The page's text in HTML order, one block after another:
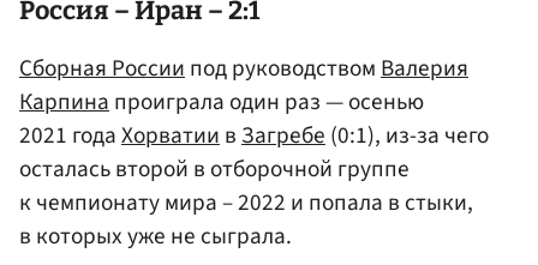
Россия – Иран – 2:1
Сборная Россиипод руководствомВалерия
Карпинапроиграла один раз — осенью
2021 годаХорватиивЗагребе(0:1), из-за чего
осталась второй в отборочной группе
к чемпионату мира – 2022 и попала в стыки,
в которых уже не сыграла.